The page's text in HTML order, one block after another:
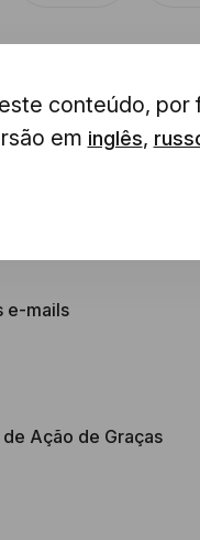
conteúdo, por
em inglês,
2026
e-mails
Ação de Graças